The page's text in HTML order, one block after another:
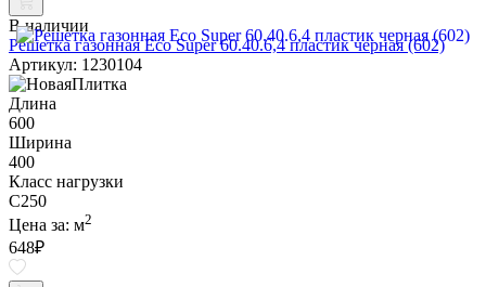
В наличии
Решетка газонная Eco Super 60.40.6,4 пластик черная (602)
Артикул: 1230104
Длина
600
Ширина
400
Класс нагрузки
C250
Цена за: м2
648₽